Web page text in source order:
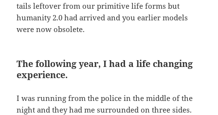
tails leftover from our primitive life forms but
humanity 2.0 had arrived and you earlier models
were now obsolete.
The following year, I had a life changing
experience.
I was running from the police in the middle of the
night and they had me surrounded on three sides.